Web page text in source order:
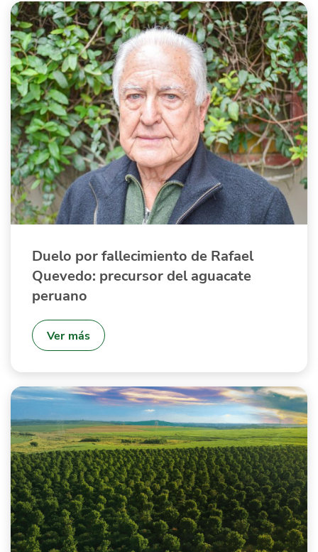
Duelo por fallecimiento de Rafael
Quevedo: precursor del aguacate
peruano
Ver más